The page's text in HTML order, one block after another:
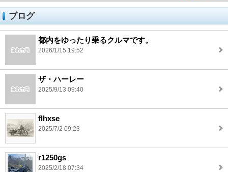
ブログ
都内をゆったり乗るクルマです。
2026/1/15 19:52
ザ・ハーレー
2025/9/13 09:40
flhxse
2025/7/2 09:23
r1250gs
2025/2/18 07:34